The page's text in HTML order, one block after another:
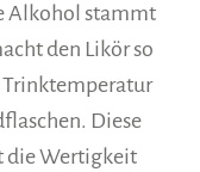
Alkohol stammt
den Likör so
Diese
die Wertigkeit